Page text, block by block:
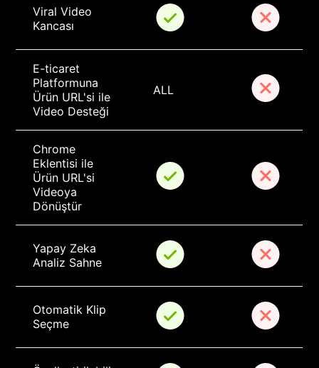
Viral Video
Kancası
E-ticaret
Platformuna
Ürün URL'si ile
Video Desteği
ALL
Chrome
Eklentisi ile
Ürün URL'si
Videoya
Dönüştür
Yapay Zeka
Analiz Sahne
Otomatik Klip
Seçme